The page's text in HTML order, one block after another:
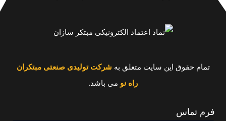
تمام حقوق این سایت متعلق به شرکت تولیدی صنعتی مبتکران
راه نو می باشد.
فرم تماس